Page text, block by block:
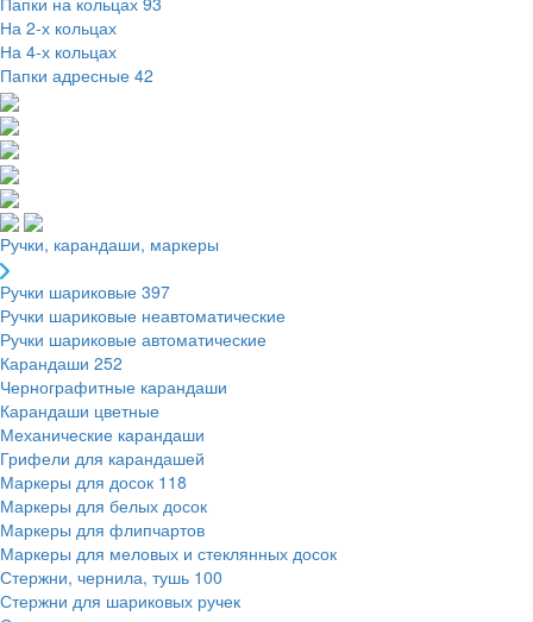
На 2-х кольцах
На 4-х кольцах
Папки адресные 42
Ручки, карандаши, маркеры
Ручки шариковые 397
Ручки шариковые неавтоматические
Ручки шариковые автоматические
Карандаши 252
Чернографитные карандаши
Карандаши цветные
Механические карандаши
Грифели для карандашей
Маркеры для досок 118
Маркеры для белых досок
Маркеры для флипчартов
Маркеры для меловых и стеклянных досок
Стержни, чернила, тушь 100
Стержни для шариковых ручек